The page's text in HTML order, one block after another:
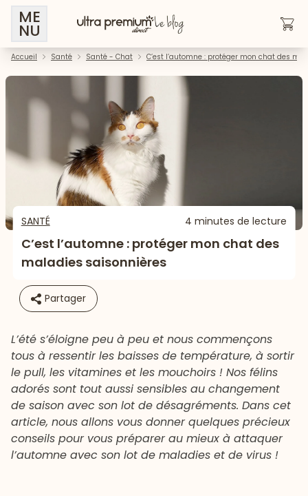
ME
NU
Accueil Santé Santé - Chat C’est l’automne : protéger mon chat des
SANTÉ 4 minutes de lecture
C’est l’automne : protéger mon chat des
maladies saisonnières
Partager
L’été s’éloigne peu à peu et nous commençons
tous à ressentir les baisses de température, à sortir
le pull, les vitamines et les mouchoirs ! Nos félins
adorés sont tout aussi sensibles au changement
de saison avec son lot de désagréments. Dans cet
article, nous allons vous donner quelques précieux
conseils pour vous préparer au mieux à attaquer
l’automne avec son lot de maladies et de virus !